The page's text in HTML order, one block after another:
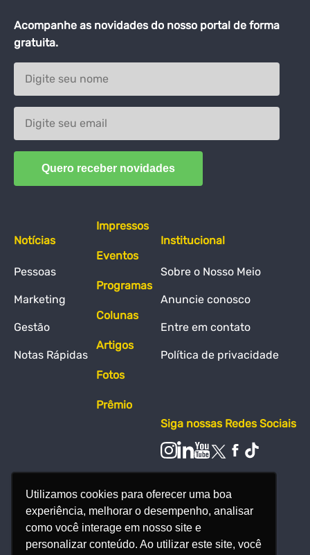
Utilizamos cookies para oferecer uma boa
experiência, melhorar o desempenho, analisar
como você interage em nosso site e
personalizar conteúdo. Ao utilizar este site, você
Acompanhe as novidades do nosso portal de forma
gratuita.
Notícias
Pessoas
Marketing
Gestão
Notas Rápidas
Impressos
Eventos
Programas
Colunas
Artigos
Fotos
Prêmio
Institucional
Sobre o Nosso Meio
Anuncie conosco
Entre em contato
Política de privacidade
Siga nossas Redes Sociais